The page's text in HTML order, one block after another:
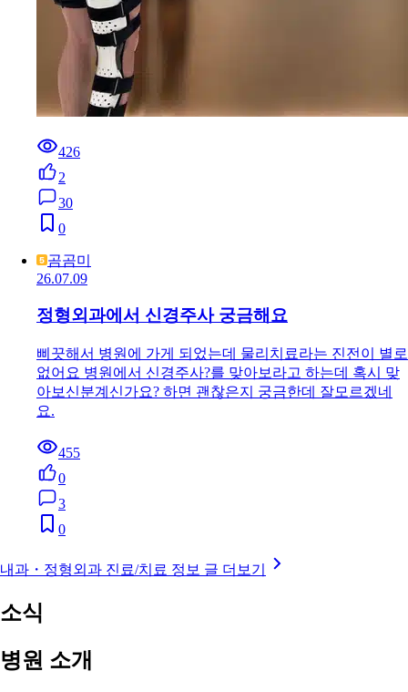
426
2
30
0
곰곰미
26.07.09
정형외과에서 신경주사 궁금해요
삐끗해서 병원에 가게 되었는데 물리치료라는 진전이 별로
없어요 병원에서 신경주사?를 맞아보라고 하는데 혹시 맞
아보신분계신가요? 하면 괜찮은지 궁금한데 잘모르겠네
요.
455
0
3
0
내과・정형외과 진료/치료 정보 글 더보기
소식
병원 소개